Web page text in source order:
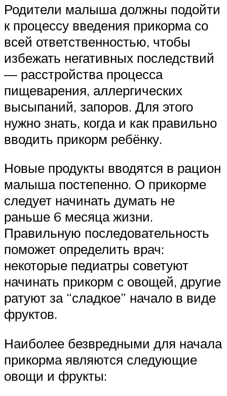
Родители малыша должны подойти
к процессу введения прикорма со
всей ответственностью, чтобы
избежать негативных последствий
— расстройства процесса
пищеварения, аллергических
высыпаний, запоров. Для этого
нужно знать, когда и как правильно
вводить прикорм ребёнку.
Новые продукты вводятся в рацион
малыша постепенно. О прикорме
следует начинать думать не
раньше 6 месяца жизни.
Правильную последовательность
поможет определить врач:
некоторые педиатры советуют
начинать прикорм с овощей, другие
ратуют за “сладкое” начало в виде
фруктов.
Наиболее безвредными для начала
прикорма являются следующие
овощи и фрукты: